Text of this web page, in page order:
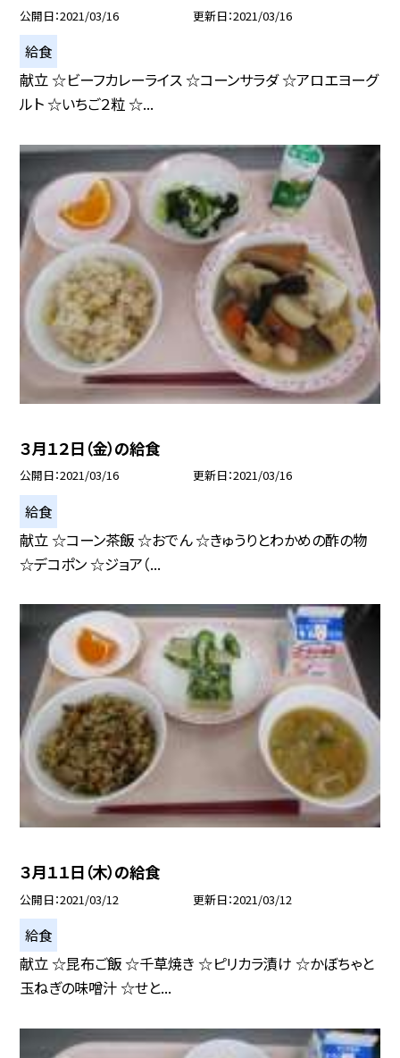
公開日 2021/03/16 更新日 2021/03/16
給食
献立 ☆ビーフカレーライス ☆コーンサラダ ☆アロエヨーグ
ルト ☆いちご２粒 ☆...
３月１２日（金）の給食
公開日 2021/03/16 更新日 2021/03/16
給食
献立 ☆コーン茶飯 ☆おでん ☆きゅうりとわかめの酢の物
☆デコポン ☆ジョア（...
３月１１日（木）の給食
公開日 2021/03/12 更新日 2021/03/12
給食
献立 ☆昆布ご飯 ☆千草焼き ☆ピリカラ漬け ☆かぼちゃと
玉ねぎの味噌汁 ☆せと...